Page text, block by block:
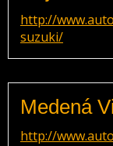
http://
suzuki/
Medená
http://